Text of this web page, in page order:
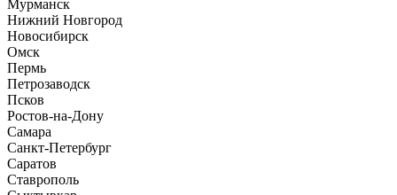
Мурманск
Нижний Новгород
Новосибирск
Омск
Пермь
Петрозаводск
Псков
Ростов-на-Дону
Самара
Санкт-Петербург
Саратов
Ставрополь